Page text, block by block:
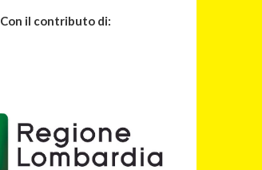
Con il contributo di: